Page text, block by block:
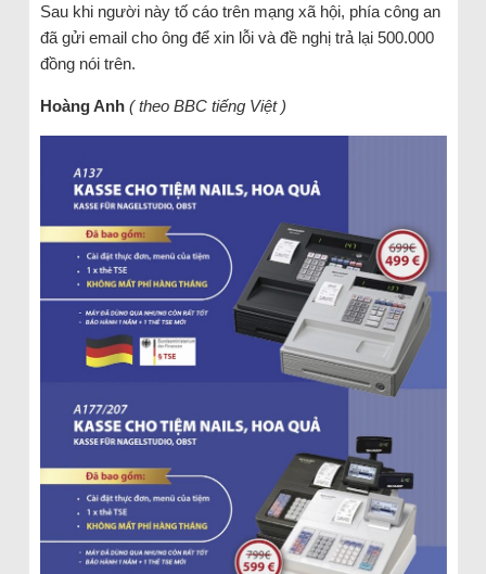
Sau khi người này tố cáo trên mạng xã hội, phía công an
đã gửi email cho ông để xin lỗi và đề nghị trả lại 500.000
đồng nói trên.
Hoàng Anh( theo BBC tiếng Việt )